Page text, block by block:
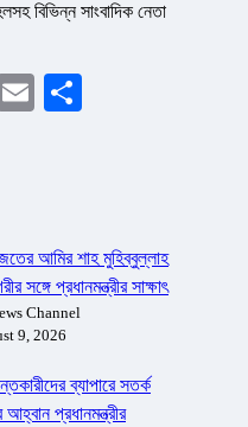
বিভিন্ন সাংবাদিক নেতা
LinkedIn
Email
আমির শাহ মুহিব্বুল্লাহ
সঙ্গে প্রধানমন্ত্রীর সাক্ষাৎ
Channel
9, 2026
ব্যাপারে সতর্ক
আহ্বান প্রধানমন্ত্রীর